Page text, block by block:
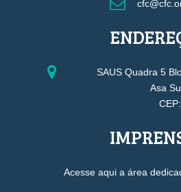
SAUS Quadra 5
Asa
Acesse aqui a área